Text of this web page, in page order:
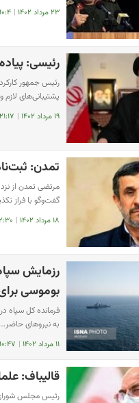
۲۳ مرداد ۱۴۰۲ | ۱۰:۴
رئیسی:
رئیس جمهور
پشتیبانی‌های لازم
۱۹ مرداد ۱۴۰۲ | ۲۱:۱۷
تمدن:
مرتضی تمدن از
گفت‌وگو با فراز
۱۸ مرداد ۱۴۰۲ |
رزمایش
بوموسی
فرمانده کل سپاه
به نیروهای حاضر…
۱۱ مرداد ۱۴۰۲ | ۱۰:۴۷
قالیباف:
رئیس مجلس شورای